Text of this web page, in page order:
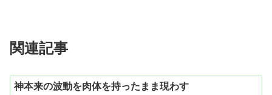
関連記事
神本来の波動を肉体を持ったまま現わす